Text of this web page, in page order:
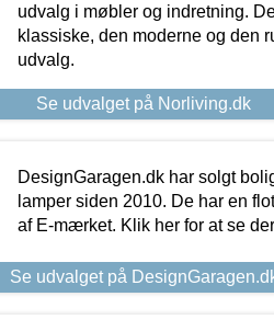
udvalg i møbler og indretning.
klassiske, den moderne og den
udvalg.
Se udvalget på Norliving.dk
DesignGaragen.dk har solgt
lamper siden 2010. De har en
af E-mærket. Klik her for at se
Se udvalget på